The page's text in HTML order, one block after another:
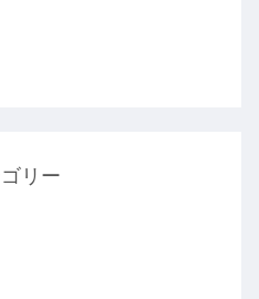
リー